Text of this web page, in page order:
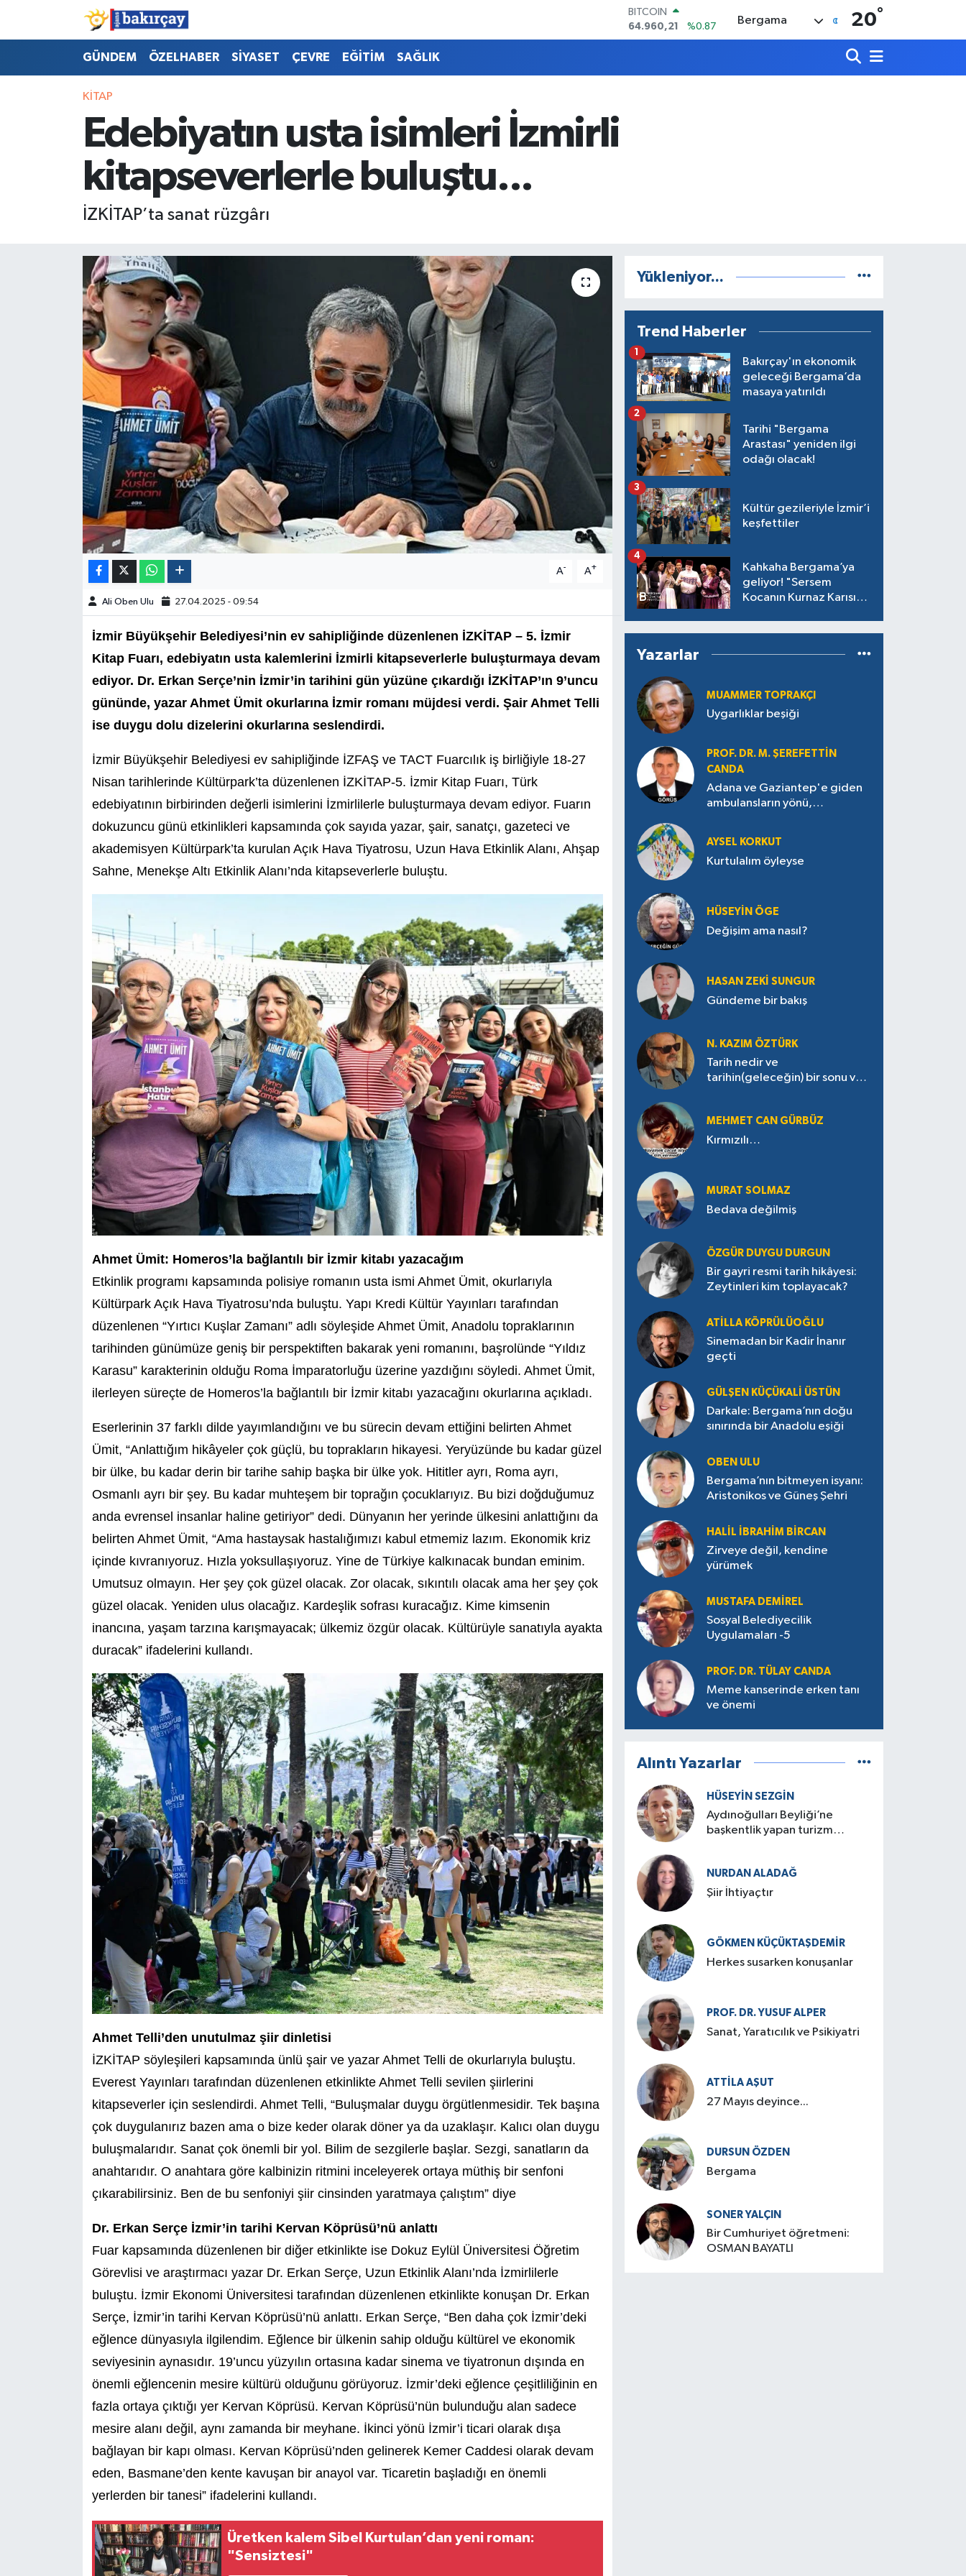
DOLAR
47,7436
%0.18
EURO
Bergama 20°
GÜNDEM ÖZELHABER SİYASET ÇEVRE EĞİTİM SAĞLIK
KİTAP
Edebiyatın usta isimleri İzmirli
kitapseverlerle buluştu...
İZKİTAP’ta sanat rüzgârı
A- A+
Ali Oben Ulu 27.04.2025 - 09:54
İzmir Büyükşehir Belediyesi’nin ev sahipliğinde düzenlenen İZKİTAP – 5. İzmir
Kitap Fuarı, edebiyatın usta kalemlerini İzmirli kitapseverlerle buluşturmaya devam
ediyor. Dr. Erkan Serçe’nin İzmir’in tarihini gün yüzüne çıkardığı İZKİTAP’ın 9’uncu
gününde, yazar Ahmet Ümit okurlarına İzmir romanı müjdesi verdi. Şair Ahmet Telli
ise duygu dolu dizelerini okurlarına seslendirdi.
İzmir Büyükşehir Belediyesi ev sahipliğinde İZFAŞ ve TACT Fuarcılık iş birliğiyle 18-27
Nisan tarihlerinde Kültürpark’ta düzenlenen İZKİTAP-5. İzmir Kitap Fuarı, Türk
edebiyatının birbirinden değerli isimlerini İzmirlilerle buluşturmaya devam ediyor. Fuarın
dokuzuncu günü etkinlikleri kapsamında çok sayıda yazar, şair, sanatçı, gazeteci ve
akademisyen Kültürpark’ta kurulan Açık Hava Tiyatrosu, Uzun Hava Etkinlik Alanı, Ahşap
Sahne, Menekşe Altı Etkinlik Alanı’nda kitapseverlerle buluştu.
Ahmet Ümit: Homeros’la bağlantılı bir İzmir kitabı yazacağım
Etkinlik programı kapsamında polisiye romanın usta ismi Ahmet Ümit, okurlarıyla
Kültürpark Açık Hava Tiyatrosu’nda buluştu. Yapı Kredi Kültür Yayınları tarafından
düzenlenen “Yırtıcı Kuşlar Zamanı” adlı söyleşide Ahmet Ümit, Anadolu topraklarının
tarihinden günümüze geniş bir perspektiften bakarak yeni romanını, başrolünde “Yıldız
Karasu” karakterinin olduğu Roma İmparatorluğu üzerine yazdığını söyledi. Ahmet Ümit,
ilerleyen süreçte de Homeros’la bağlantılı bir İzmir kitabı yazacağını okurlarına açıkladı.
Eserlerinin 37 farklı dilde yayımlandığını ve bu sürecin devam ettiğini belirten Ahmet
Ümit, “Anlattığım hikâyeler çok güçlü, bu toprakların hikayesi. Yeryüzünde bu kadar güzel
bir ülke, bu kadar derin bir tarihe sahip başka bir ülke yok. Hititler ayrı, Roma ayrı,
Osmanlı ayrı bir şey. Bu kadar muhteşem bir toprağın çocuklarıyız. Bu bizi doğduğumuz
anda evrensel insanlar haline getiriyor” dedi. Dünyanın her yerinde ülkesini anlattığını da
belirten Ahmet Ümit, “Ama hastaysak hastalığımızı kabul etmemiz lazım. Ekonomik kriz
içinde kıvranıyoruz. Hızla yoksullaşıyoruz. Yine de Türkiye kalkınacak bundan eminim.
Umutsuz olmayın. Her şey çok güzel olacak. Zor olacak, sıkıntılı olacak ama her şey çok
güzel olacak. Yeniden ulus olacağız. Kardeşlik sofrası kuracağız. Kime kimsenin
inancına, yaşam tarzına karışmayacak; ülkemiz özgür olacak. Kültürüyle sanatıyla ayakta
duracak” ifadelerini kullandı.
Ahmet Telli’den unutulmaz şiir dinletisi
İZKİTAP söyleşileri kapsamında ünlü şair ve yazar Ahmet Telli de okurlarıyla buluştu.
Everest Yayınları tarafından düzenlenen etkinlikte Ahmet Telli sevilen şiirlerini
kitapseverler için seslendirdi. Ahmet Telli, “Buluşmalar duygu örgütlenmesidir. Tek başına
çok duygulanırız bazen ama o bize keder olarak döner ya da uzaklaşır. Kalıcı olan duygu
buluşmalarıdır. Sanat çok önemli bir yol. Bilim de sezgilerle başlar. Sezgi, sanatların da
anahtarıdır. O anahtara göre kalbinizin ritmini inceleyerek ortaya müthiş bir senfoni
çıkarabilirsiniz. Ben de bu senfoniyi şiir cinsinden yaratmaya çalıştım” diye
Dr. Erkan Serçe İzmir’in tarihi Kervan Köprüsü’nü anlattı
Fuar kapsamında düzenlenen bir diğer etkinlikte ise Dokuz Eylül Üniversitesi Öğretim
Görevlisi ve araştırmacı yazar Dr. Erkan Serçe, Uzun Etkinlik Alanı’nda İzmirlilerle
buluştu. İzmir Ekonomi Üniversitesi tarafından düzenlenen etkinlikte konuşan Dr. Erkan
Serçe, İzmir’in tarihi Kervan Köprüsü’nü anlattı. Erkan Serçe, “Ben daha çok İzmir’deki
eğlence dünyasıyla ilgilendim. Eğlence bir ülkenin sahip olduğu kültürel ve ekonomik
seviyesinin aynasıdır. 19’uncu yüzyılın ortasına kadar sinema ve tiyatronun dışında en
önemli eğlencenin mesire kültürü olduğunu görüyoruz. İzmir’deki eğlence çeşitliliğinin en
fazla ortaya çıktığı yer Kervan Köprüsü. Kervan Köprüsü’nün bulunduğu alan sadece
mesire alanı değil, aynı zamanda bir meyhane. İkinci yönü İzmir’i ticari olarak dışa
bağlayan bir kapı olması. Kervan Köprüsü’nden gelinerek Kemer Caddesi olarak devam
eden, Basmane’den kente kavuşan bir anayol var. Ticaretin başladığı en önemli
yerlerden bir tanesi” ifadelerini kullandı.
Üretken kalem Sibel Kurtulan’dan yeni roman:
"Sensiztesi"
Yükleniyor...
Trend Haberler
Bakırçay'ın ekonomik
geleceği Bergama’da
masaya yatırıldı
1
Tarihi "Bergama
Arastası" yeniden ilgi
odağı olacak!
2
Kültür gezileriyle İzmir’i
keşfettiler
3
Kahkaha Bergama’ya
geliyor! "Sersem
Kocanın Kurnaz Karısı"
4
Yazarlar
MUAMMER TOPRAKÇI
Uygarlıklar beşiği
PROF. DR. M. ŞEREFETTIN
CANDA
Adana ve Gaziantep'e giden
ambulansların yönü,
AYSEL KORKUT
Kurtulalım öyleyse
HÜSEYIN ÖGE
Değişim ama nasıl?
HASAN ZEKI SUNGUR
Gündeme bir bakış
N. KAZIM ÖZTÜRK
Tarih nedir ve
tarihin(geleceğin) bir sonu var
MEHMET CAN GÜRBÜZ
Kırmızılı…
MURAT SOLMAZ
Bedava değilmiş
ÖZGÜR DUYGU DURGUN
Bir gayri resmi tarih hikâyesi:
Zeytinleri kim toplayacak?
ATILLA KÖPRÜLÜOĞLU
Sinemadan bir Kadir İnanır
geçti
GÜLŞEN KÜÇÜKALI ÜSTÜN
Darkale: Bergama’nın doğu
sınırında bir Anadolu eşiği
OBEN ULU
Bergama’nın bitmeyen isyanı:
Aristonikos ve Güneş Şehri
HALIL İBRAHIM BIRCAN
Zirveye değil, kendine
yürümek
MUSTAFA DEMIREL
Sosyal Belediyecilik
Uygulamaları -5
PROF. DR. TÜLAY CANDA
Meme kanserinde erken tanı
ve önemi
Alıntı Yazarlar
HÜSEYIN SEZGIN
Aydınoğulları Beyliği’ne
başkentlik yapan turizm
NURDAN ALADAĞ
Şiir İhtiyaçtır
GÖKMEN KÜÇÜKTAŞDEMIR
Herkes susarken konuşanlar
PROF. DR. YUSUF ALPER
Sanat, Yaratıcılık ve Psikiyatri
ATTILA AŞUT
27 Mayıs deyince...
DURSUN ÖZDEN
Bergama
SONER YALÇIN
Bir Cumhuriyet öğretmeni:
OSMAN BAYATLI
İzmir Nöbetçi Eczaneler
İzmir Hava Durumu
İzmir Namaz Vakitleri
İzmir Trafik Yoğunluk Haritası
Süper Lig Puan Durumu ve Fikstür
Son Dakika Haberleri
Haber Arşivi